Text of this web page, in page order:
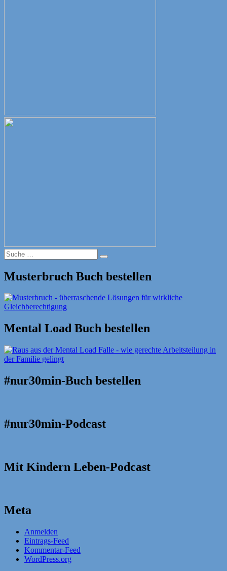
Suche
nach:
Suche
Musterbruch Buch bestellen
Mental Load Buch bestellen
#nur30min-Buch bestellen
#nur30min-Podcast
Mit Kindern Leben-Podcast
Meta
Anmelden
Eintrags-Feed
Kommentar-Feed
WordPress.org